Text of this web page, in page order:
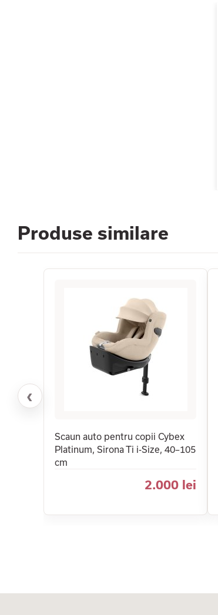
Produse similare
‹
Scaun auto pentru copii Cybex
Platinum, Sirona Ti i-Size, 40–105
cm
2.000 lei